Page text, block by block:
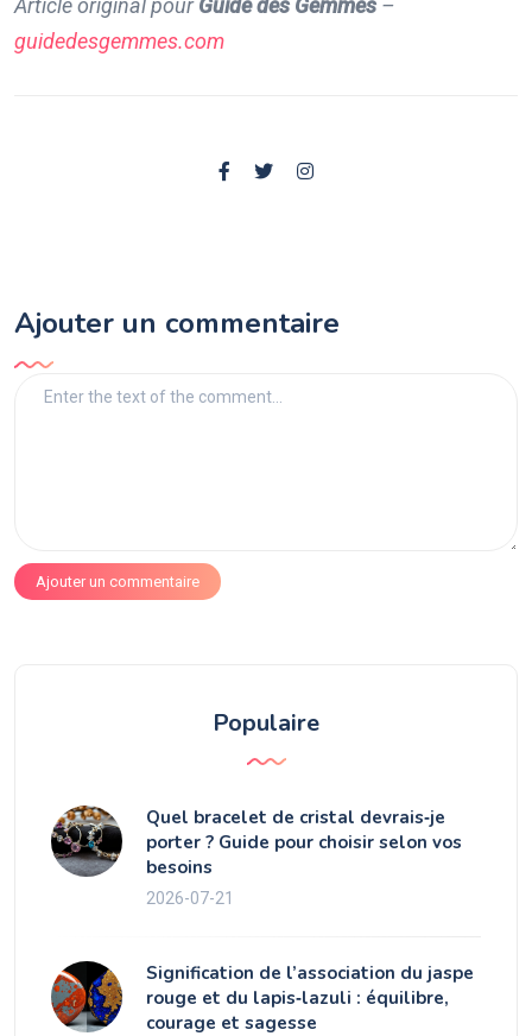
Article original pourGuide des Gemmes –
guidedesgemmes.com
Ajouter un commentaire
Ajouter un commentaire
Populaire
Quel bracelet de cristal devrais‑je
porter ? Guide pour choisir selon vos
besoins
2026-07-21
Signification de l’association du jaspe
rouge et du lapis‑lazuli : équilibre,
courage et sagesse